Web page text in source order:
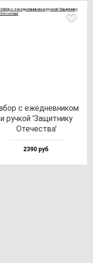
с ежед­нев­ни­ком
и руч­кой 'Защит­ни­ку
Оте­чес­тва'
2390 руб